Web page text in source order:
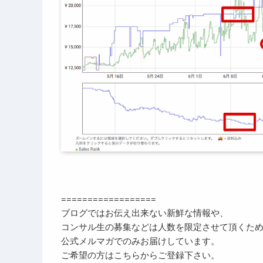
==================
ブログではお伝え出来ない新鮮な情報や、
コンサル生の募集などは人数を限定させて頂くため
公式メルマガでのみお届けしています。
ご希望の方はこちらからご登録下さい。